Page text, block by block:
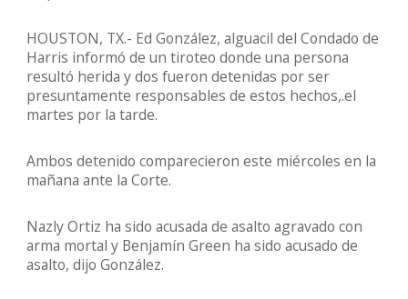
HOUSTON, TX.- Ed González, alguacil del Condado de
Harris informó de un tiroteo donde una persona
resultó herida y dos fueron detenidas por ser
presuntamente responsables de estos hechos,.el
martes por la tarde.
Ambos detenido comparecieron este miércoles en la
mañana ante la Corte.
Nazly Ortiz ha sido acusada de asalto agravado con
arma mortal y Benjamín Green ha sido acusado de
asalto, dijo González.